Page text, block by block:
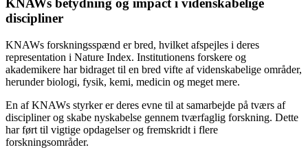
KNAWs betydning og impact i videnskabelige
discipliner
KNAWs forskningsspænd er bred, hvilket afspejles i deres
representation i Nature Index. Institutionens forskere og
akademikere har bidraget til en bred vifte af videnskabelige områder,
herunder biologi, fysik, kemi, medicin og meget mere.
En af KNAWs styrker er deres evne til at samarbejde på tværs af
discipliner og skabe nyskabelse gennem tværfaglig forskning. Dette
har ført til vigtige opdagelser og fremskridt i flere
forskningsområder.